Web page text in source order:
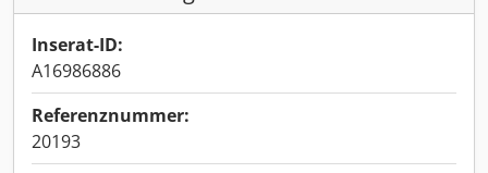
Inserat-ID:
A16986886
Referenznummer:
20193